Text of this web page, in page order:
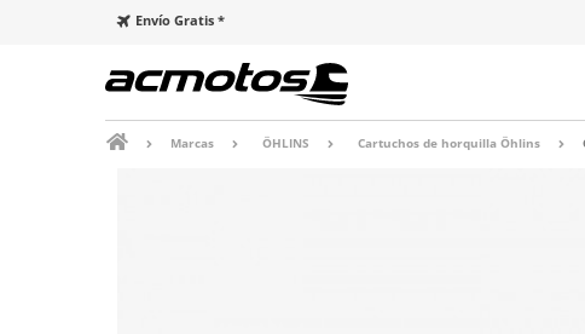
Envío Gratis *
Marcas ÖHLINS Cartuchos de horquilla Öhlins